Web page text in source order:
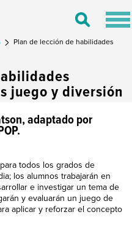
Toggle
Plan de lección de habilidades
juego y diversión
adaptado por
todos los grados de
los alumnos trabajarán en
e investigar un tema de
y evaluarán un juego de
aplicar y reforzar el concepto